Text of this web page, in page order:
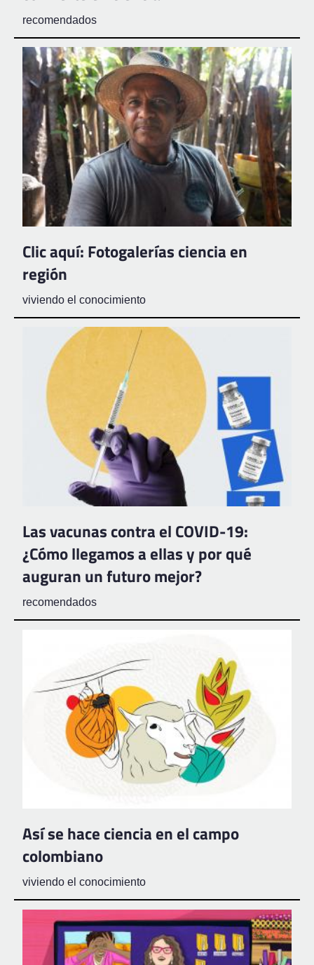
recomendados
Clic aquí: Fotogalerías ciencia en
región
viviendo el conocimiento
Las vacunas contra el COVID-19:
¿Cómo llegamos a ellas y por qué
auguran un futuro mejor?
recomendados
Así se hace ciencia en el campo
colombiano
viviendo el conocimiento